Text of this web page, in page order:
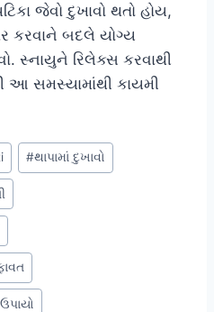
જેવો દુખાવો થતો હોય,
કરવાને બદલે યોગ્ય
સ્નાયુને રિલેક્સ કરવાથી
આ સમસ્યામાંથી કાયમી
#થાપામાં દુખાવો